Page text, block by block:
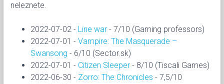
neleznete.
2022-07-02 - Line war - 7/10 (Gaming professors)
2022-07-01 - Vampire: The Masquerade –
Swansong - 6/10 (Sector.sk)
2022-07-01 - Citizen Sleeper - 8/10 (Tiscali Games)
2022-06-30 - Zorro: The Chronicles - 7,5/10